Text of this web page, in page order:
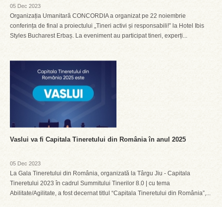
05 Dec 2023
Organizația Umanitară CONCORDIA a organizat pe 22 noiembrie
conferința de final a proiectului „Tineri activi și responsabili!” la Hotel Ibis
Styles Bucharest Erbaș. La eveniment au participat tineri, experți...
Vaslui va fi Capitala Tineretului din România în anul 2025
05 Dec 2023
La Gala Tineretului din România, organizată la Târgu Jiu - Capitala
Tineretului 2023 în cadrul Summitului Tinerilor 8.0 | cu tema
Abilitate/Agilitate, a fost decernat titlul “Capitala Tineretului din România”,...